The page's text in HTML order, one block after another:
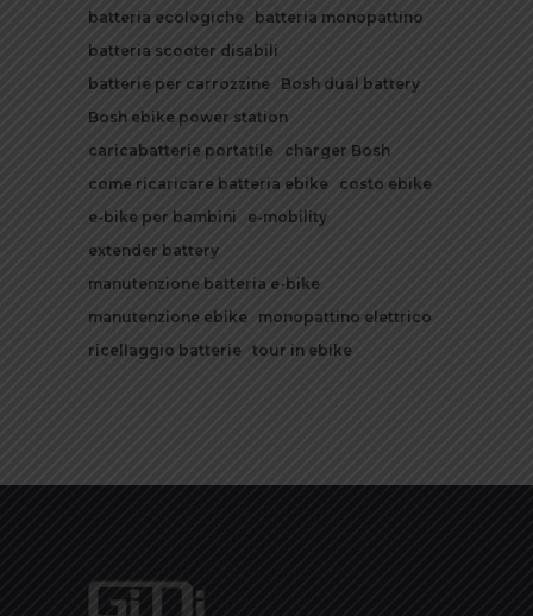
batteria ecologiche
batteria monopattino
batteria scooter disabili
batterie per carrozzine
Bosh dual battery
Bosh ebike power station
caricabatterie portatile
charger Bosh
come ricaricare batteria ebike
costo ebike
e-bike per bambini
e-mobility
extender battery
manutenzione batteria e-bike
manutenzione ebike
monopattino elettrico
ricellaggio batterie tour in ebike